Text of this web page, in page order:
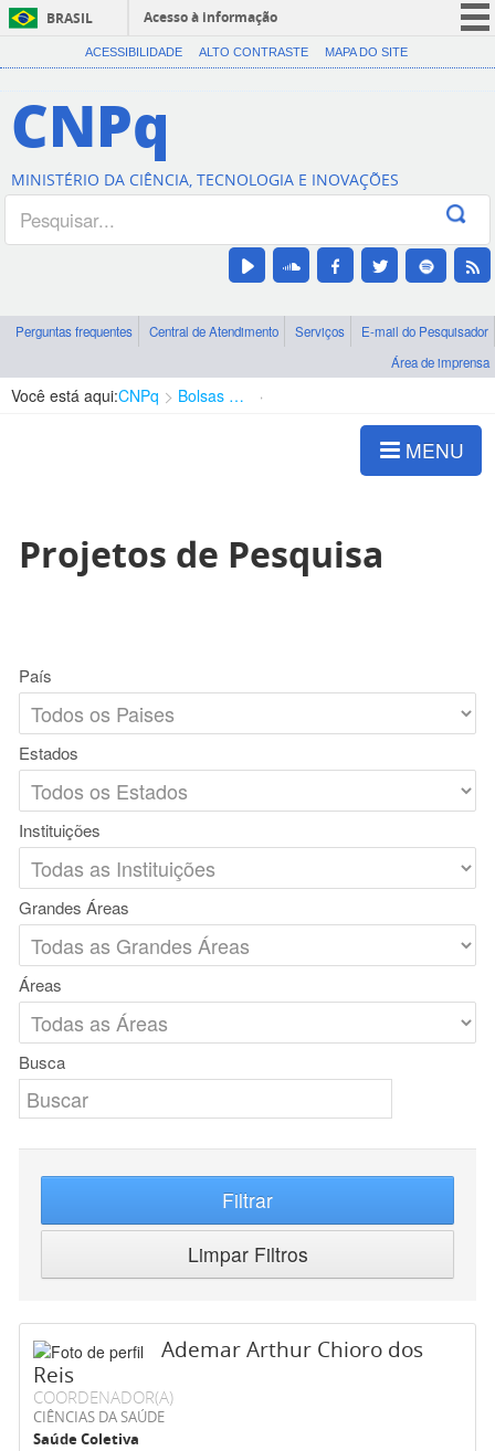
BRASIL
Acesso à informação
CORONAVÍRUS (COVID-19)
Canais
ACESSIBILIDADE ALTO CONTRASTE MAPA DO SITE
CNPq
MINISTÉRIO DA CIÊNCIA, TECNOLOGIA E INOVAÇÕES
Perguntas frequentes Central de Atendimento Serviços
E-mail do Pesquisador
Área de imprensa
Você está aqui:CNPq Bolsas e Auxílios Vigentes
MENU
Projetos de Pesquisa
País
Estados
Instituições
Grandes Áreas
Áreas
Busca
Filtrar
Limpar Filtros
Ademar Arthur Chioro dos
Reis
COORDENADOR(A)
CIÊNCIAS DA SAÚDE
Saúde Coletiva